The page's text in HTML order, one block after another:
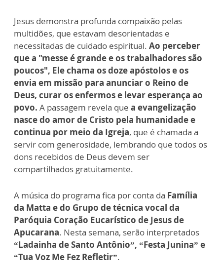
Jesus demonstra profunda compaixão pelas
multidões, que estavam desorientadas e
necessitadas de cuidado espiritual. Ao perceber
que a "messe é grande e os trabalhadores são
poucos", Ele chama os doze apóstolos e os
envia em missão para anunciar o Reino de
Deus, curar os enfermos e levar esperança ao
povo. A passagem revela que a evangelização
nasce do amor de Cristo pela humanidade e
continua por meio da Igreja, que é chamada a
servir com generosidade, lembrando que todos os
dons recebidos de Deus devem ser
compartilhados gratuitamente.
A música do programa fica por conta da Família
da Matta e do Grupo de técnica vocal da
Paróquia Coração Eucarístico de Jesus de
Apucarana. Nesta semana, serão interpretados
“Ladainha de Santo Antônio”, “Festa Junina” e
“Tua Voz Me Fez Refletir”.